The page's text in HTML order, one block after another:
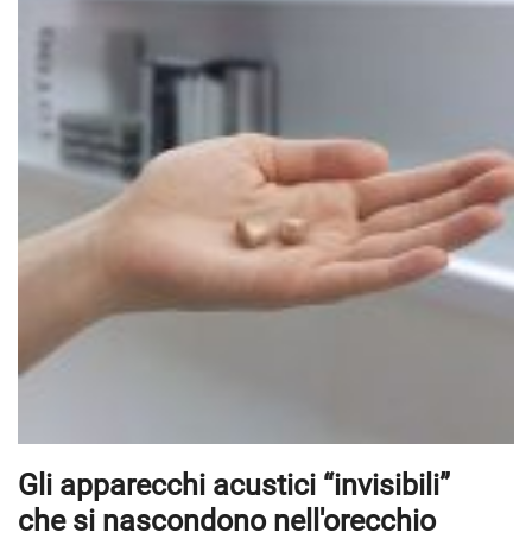
Gli apparecchi acustici “invisibili”
che si nascondono nell'orecchio